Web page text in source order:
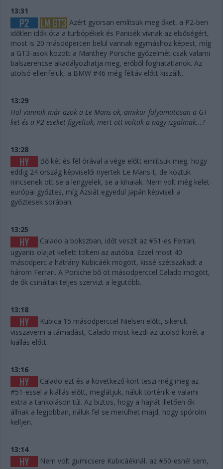
13:31
Azért gyorsan említsük meg őket, a P2-ben
időtlen idők óta a turbópékek és Panisék vívnak az elsőségért,
most is 20 másodpercen belül vannak egymáshoz képest, míg
a GT3-asok között a Manthey Porsche győzelmét csak valami
balszerencse akadályozhatja meg, erőből foghatatlanok. Az
utolsó ellenfelük, a BMW #46 még féltáv előtt kiszállt.
13:29
Hol vannak már azok a Le Mans-ok, amikor folyamatosan a GT-
ket és a P2-eseket figyeltük, mert ott voltak a nagy izgalmak...?
13:28
Bő két és fél órával a vége előtt említsük meg, hogy
eddig 24 ország képviselői nyertek Le Mans-t, de köztük
nincsenek ott se a lengyelek, se a kínaiak. Nem volt még kelet-
európai győztes, míg Ázsiát egyedül Japán képviseli a
győztesek sorában.
13:25
Calado a bokszban, időt veszít az #51-es Ferrari,
ugyanis olajat kellett tölteni az autóba. Ezzel most 40
másodperc a hátrány Kubicáék mögött, kissé szétszakadt a
három Ferrari. A Porsche bő öt másodperccel Calado mögött,
de ők csináltak teljes szervizt a legutóbb.
13:18
Kubica 15 másodperccel Nielsen előtt, sikerült
visszaverni a támadást, Calado most kezdi az utolsó körét a
kiállás előtt.
13:16
Calado ezt és a következő kört teszi még meg az
#51-essel a kiállás előtt, meglátjuk, náluk történik-e valami
extra a tankoláson túl. Az biztos, hogy a hajrát illetően ők
állnak a legjobban, náluk fel se merülhet majd, hogy spórolni
kelljen.
13:14
Nem volt gumicsere Kubicáéknál, az #50-esnél sem,